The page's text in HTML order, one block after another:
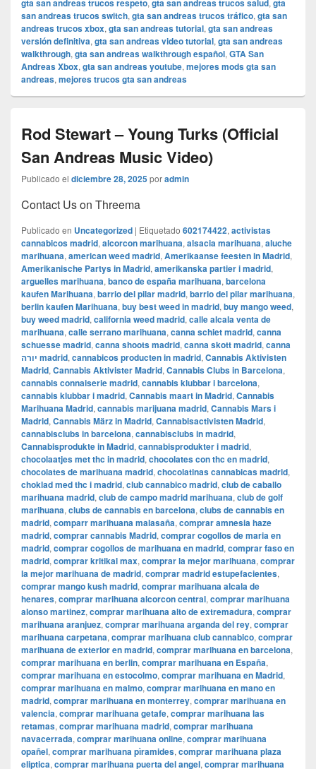
gta san andreas trucos respeto, gta san andreas trucos salud, gta
san andreas trucos switch, gta san andreas trucos tráfico, gta san
andreas trucos xbox, gta san andreas tutorial, gta san andreas
versión definitiva, gta san andreas video tutorial, gta san andreas
walkthrough, gta san andreas walkthrough español, GTA San
Andreas Xbox, gta san andreas youtube, mejores mods gta san
andreas, mejores trucos gta san andreas
Rod Stewart – Young Turks (Official
San Andreas Music Video)
Publicado el diciembre 28, 2025poradmin
Contact Us on Threema
Publicado en Uncategorized | Etiquetado 602174422, activistas
cannabicos madrid, alcorcon marihuana, alsacia marihuana, aluche
marihuana, american weed madrid, Amerikaanse feesten in Madrid,
Amerikanische Partys in Madrid, amerikanska partier i madrid,
arguelles marihuana, banco de españa marihuana, barcelona
kaufen Marihuana, barrio del pilar madrid, barrio del pilar marihuana,
berlin kaufen Marihuana, buy best weed in madrid, buy mango weed,
buy weed madrid, california weed madrid, calle alcala venta de
marihuana, calle serrano marihuana, canna schiet madrid, canna
schuesse madrid, canna shoots madrid, canna skott madrid, canna
יורה madrid, cannabicos producten in madrid, Cannabis Aktivisten
Madrid, Cannabis Aktivister Madrid, Cannabis Clubs in Barcelona,
cannabis connaiserie madrid, cannabis klubbar i barcelona,
cannabis klubbar i madrid, Cannabis maart in Madrid, Cannabis
Marihuana Madrid, cannabis marijuana madrid, Cannabis Mars i
Madrid, Cannabis März in Madrid, Cannabisactivisten Madrid,
cannabisclubs in barcelona, cannabisclubs in madrid,
Cannabisprodukte in Madrid, cannabisprodukter i madrid,
chocolaatjes met thc in madrid, chocolates con thc en madrid,
chocolates de marihuana madrid, chocolatinas cannabicas madrid,
choklad med thc i madrid, club cannabico madrid, club de caballo
marihuana madrid, club de campo madrid marihuana, club de golf
marihuana, clubs de cannabis en barcelona, clubs de cannabis en
madrid, comparr marihuana malasaña, comprar amnesia haze
madrid, comprar cannabis Madrid, comprar cogollos de maria en
madrid, comprar cogollos de marihuana en madrid, comprar faso en
madrid, comprar kritikal max, comprar la mejor marihuana, comprar
la mejor marihuana de madrid, comprar madrid estupefacientes,
comprar mango kush madrid, comprar marihuana alcala de
henares, comprar marihuana alcorcon central, comprar marihuana
alonso martinez, comprar marihuana alto de extremadura, comprar
marihuana aranjuez, comprar marihuana arganda del rey, comprar
marihuana carpetana, comprar marihuana club cannabico, comprar
marihuana de exterior en madrid, comprar marihuana en barcelona,
comprar marihuana en berlin, comprar marihuana en España,
comprar marihuana en estocolmo, comprar marihuana en Madrid,
comprar marihuana en malmo, comprar marihuana en mano en
madrid, comprar marihuana en monterrey, comprar marihuana en
valencia, comprar marihuana getafe, comprar marihuana las
retamas, comprar marihuana madrid, comprar marihuana
navacerrada, comprar marihuana online, comprar marihuana
opañel, comprar marihuana pìramides, comprar marihuana plaza
eliptica, comprar marihuana puerta del angel, comprar marihuana